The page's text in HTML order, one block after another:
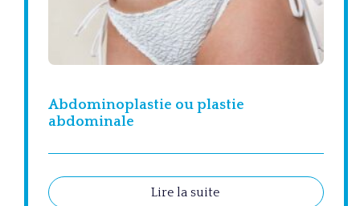
Abdominoplastie ou plastie
abdominale
Lire la suite